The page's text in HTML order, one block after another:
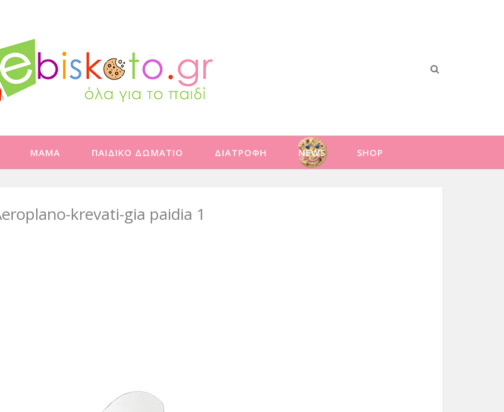
ΜΑΜΑ ΠΑΙΔΙΚΟ ΔΩΜΑΤΙΟ ΔΙΑΤΡΟΦΗ NEWS SHOP
krevati-gia paidia 1